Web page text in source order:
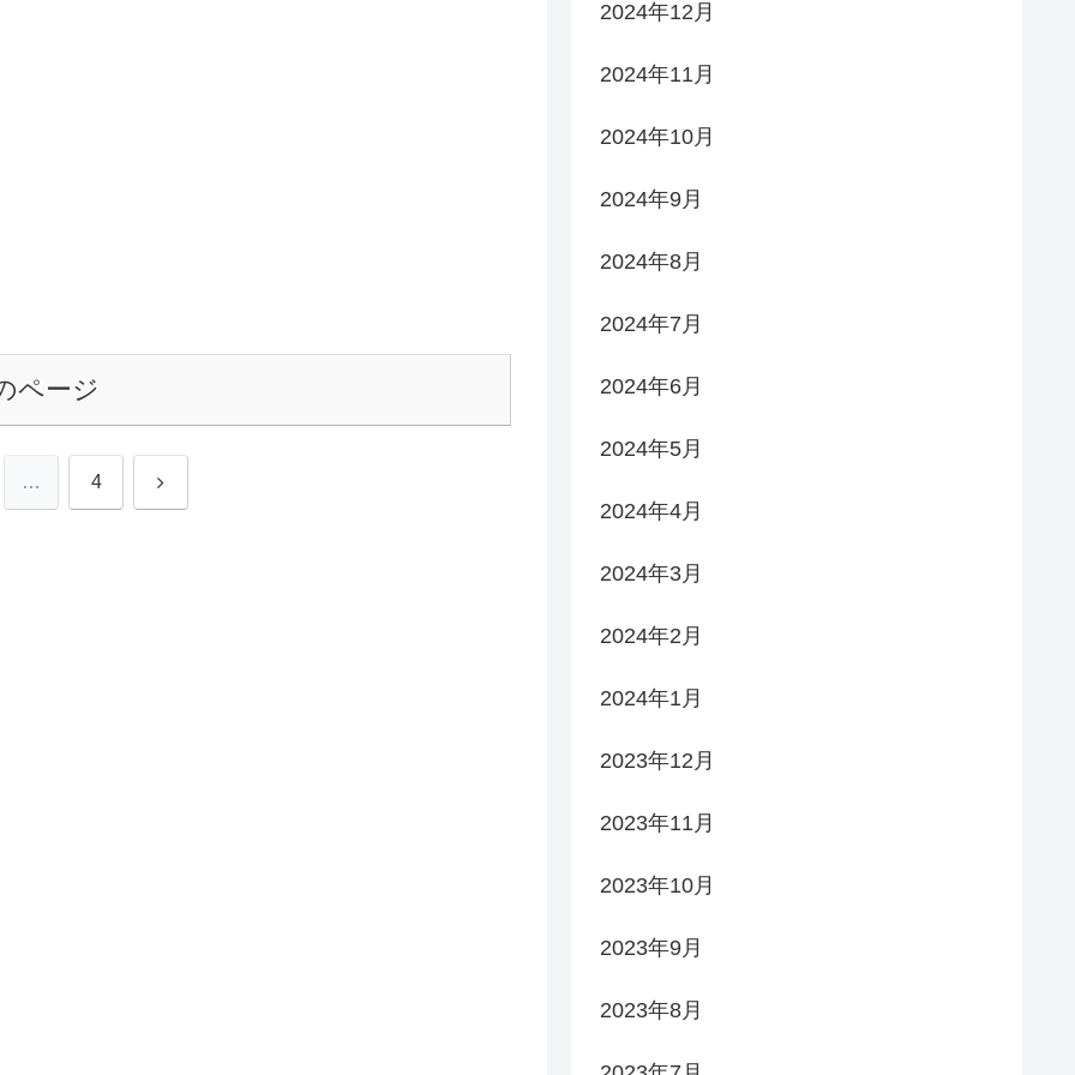
ページ
… 4 次
2024年12月
2024年11月
2024年10月
2024年9月
2024年8月
2024年7月
2024年6月
2024年5月
2024年4月
2024年3月
2024年2月
2024年1月
2023年12月
2023年11月
2023年10月
2023年9月
2023年8月